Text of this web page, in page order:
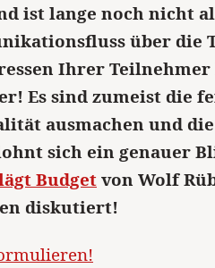
ist lange noch nicht
über die
Ihrer
Es sind zumeist die
ausmachen und
sich ein genauer
Budgetvon Wolf
diskutiert!